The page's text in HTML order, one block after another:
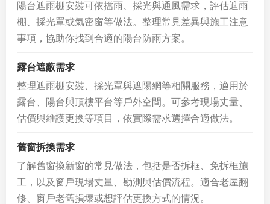
陽台遮雨棚安裝可依擋雨、採光與通風需求，評估遮雨
棚、採光罩或氣密窗等做法。整理常見差異與施工注意
事項，協助你找到合適的陽台防雨方案。
露台遮蔽需求
整理遮雨棚安裝、採光罩與遮陽網等相關服務，適用於
露台、陽台與頂樓平台等戶外空間。可參考現場丈量、
估價與維護更換等項目，依實際需求選擇合適做法。
舊窗拆換需求
了解舊窗換新窗的常見做法，包括是否拆框、免拆框施
工，以及窗戶現場丈量、勘測與估價流程。適合老屋翻
修、窗戶老舊損壞或想評估更換方式的情況。